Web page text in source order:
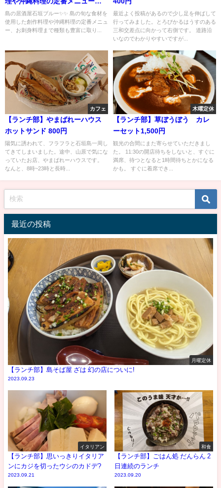
お刺身料理まで種類も豊富に取
り揃える✨✨
島の居酒屋石垣ブルー✨✨ 島の旬な食材を
使用した創作料理や沖縄料理の定番メニュ
ー、お刺身料理まで種類も豊富に取り...
最近よく投稿があるので少し足を伸ばして
行ってみました。とろぴかるはうすのある
三和交差点に向かって右側です。 道路沿
いなのでわかりやすいですが...
カフェ
【ランチ部】やまばれーハウス
ホットサンド 800円
陽気に誘われて、フラフラと石垣島一周し
てきてしまいました。途中、山原で気にな
っていたお店、やまばれーハウスです。
なんと、8時~23時と長時...
木曜定休
【ランチ部】草ぼうぼう カレ
ーセット1,500円
観光の合間にまた寄らせていただきまし
た。 11:30の開店待ちをしないと、すぐに
満席、待つとなると1時間待ちとかになる
かも。 すぐに着席でき...
最近の投稿
月曜定休
【ランチ部】島そば屋 ざは 幻の店についに!
2023.09.23
イタリアン
【ランチ部】思いっきりイタリア
ンにカジを切ったウシのカドデ?
2023.09.21
和食
【ランチ部】ごはん処 だんらん 2
日連続のランチ
2023.09.20